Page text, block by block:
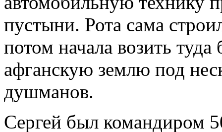
пустыни. Рота сама
потом начала возить
афганскую землю под
душманов.
Сергей был командиром